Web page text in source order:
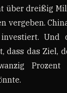
über dreißig
vergeben.
Und
dass das Ziel,
Prozent